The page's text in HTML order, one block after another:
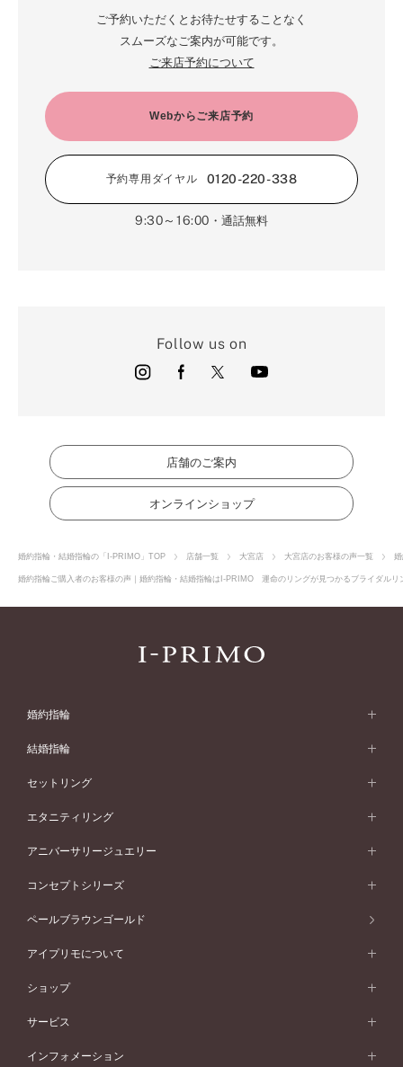
ご予約いただくとお待たせすることなく
スムーズなご案内が可能です。
ご来店予約について
Webからご来店予約
予約専用ダイヤル 0120-220-338
9:30～16:00 ・通話無料
Follow us on
店舗のご案内
オンラインショップ
婚約指輪・結婚指輪の「I-PRIMO」TOP 店舗一覧 大宮店 大宮店のお客様の声一覧
婚約指輪ご購入者のお客様の声｜婚約指輪・結婚指輪はI-PRIMO 運命のリングが見つかるブライダルリ
婚約指輪
婚約指輪 (エンゲージリング)
婚約指輪一覧
ピンクゴールド
ペールブラウンゴールド
ウェーブライン
V字ライン
ワンサイドメレ
ダブルサイドメレ
シンプル
フェミニン
モード
50万円台～
40万円台～
30万円台～
婚約指輪 人気ランキング
婚約ネックレス
ダイヤモンドシェイプコレクション
結婚指輪
結婚指輪 (マリッジリング)
結婚指輪一覧
ピンクゴールド
ペールブラウンゴールド
ウェーブライン
V字ライン
ワンメレ
セベラルメレ
シンプル
フェミニン
モード
50万円～
40万円～50万円
セットリング
セットリング
セットリング一覧
ピンクゴールド
ペールブラウンゴールド
エタニティリング
エタニティリング
エタニティリング一覧
ピンクゴールド
ペールブラウンゴールド
アニバーサリージュエリー
アニバーサリージュエリー
アニバーサリージュエリー一覧
ファッションリング
ブレスレット
コンセプトシリーズ
コンセプトシリーズ
オリジンビリーフ
エトワル
スワハ
ペールブラウンゴールド
アイプリモについて
アイプリモについて
パーソナルハンド診断
デザインへのこだわり
ショップ
店舗一覧
北海道
サービス
プロポーズサポート
インフォメーション